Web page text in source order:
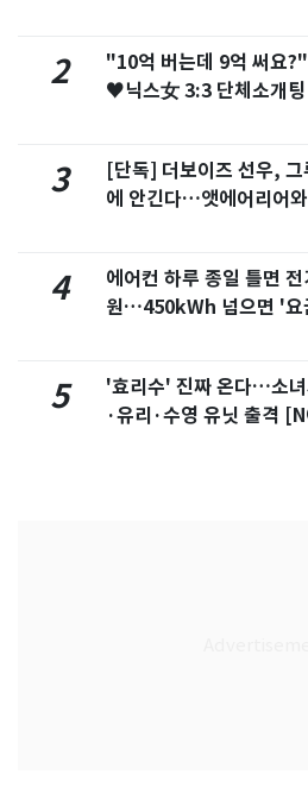
2
"10억 버는데 9억 써요
♥닉스女 3:3 단체소개팅
3
[단독] 더보이즈 선우, 그
에 안긴다…앳에어리어
4
에어컨 하루 종일 틀면
원…450kWh 넘으면 '요
5
'효리수' 진짜 온다…소녀
·유리·수영 유닛 출격